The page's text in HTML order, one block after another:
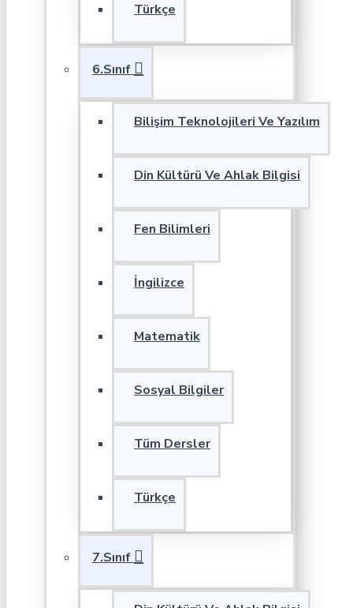
Türkçe
6.Sınıf
Bilişim Teknolojileri Ve Yazılım
Din Kültürü Ve Ahlak Bilgisi
Fen Bilimleri
İngilizce
Matematik
Sosyal Bilgiler
Tüm Dersler
Türkçe
7.Sınıf